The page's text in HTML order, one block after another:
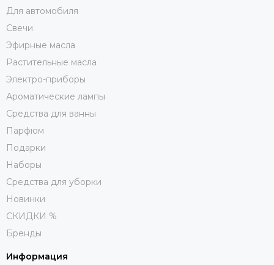
Для автомобиля
Свечи
Эфирные масла
Растительные масла
Электро-приборы
Ароматические лампы
Средства для ванны
Парфюм
Подарки
Наборы
Средства для уборки
Новинки
СКИДКИ %
Бренды
Информация